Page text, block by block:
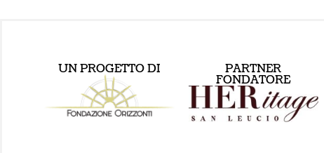
UN PROGETTO DI PARTNER
FONDATORE